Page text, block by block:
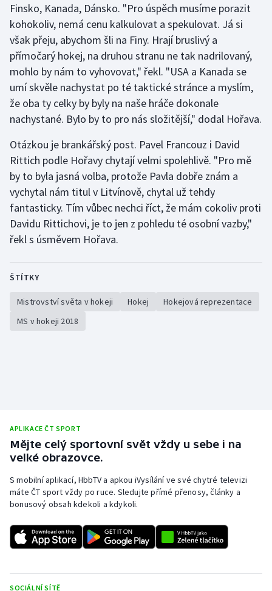
Finsko, Kanada, Dánsko. "Pro úspěch musíme porazit
kohokoliv, nemá cenu kalkulovat a spekulovat. Já si
však přeju, abychom šli na Finy. Hrají bruslivý a
přímočarý hokej, na druhou stranu ne tak nadrilovaný,
mohlo by nám to vyhovovat," řekl. "USA a Kanada se
umí skvěle nachystat po té taktické stránce a myslím,
že oba ty celky by byly na naše hráče dokonale
nachystané. Bylo by to pro nás složitější," dodal Hořava.
Otázkou je brankářský post. Pavel Francouz i David
Rittich podle Hořavy chytají velmi spolehlivě. "Pro mě
by to byla jasná volba, protože Pavla dobře znám a
vychytal nám titul v Litvínově, chytal už tehdy
fantasticky. Tím vůbec nechci říct, že mám cokoliv proti
Davidu Rittichovi, je to jen z pohledu té osobní vazby,"
řekl s úsměvem Hořava.
ŠTÍTKY
Mistrovství světa v hokeji Hokej
Hokejová reprezentace
MS v hokeji 2018
APLIKACE ČT SPORT
Mějte celý sportovní svět vždy u sebe i na
velké obrazovce.
S mobilní aplikací, HbbTV a apkou iVysílání ve své chytré televizi
máte ČT sport vždy po ruce. Sledujte přímé přenosy, články a
bonusový obsah kdekoli a kdykoli.
SOCIÁLNÍ SÍTĚ